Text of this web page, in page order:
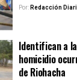
Por:Redacción
Identifican a
homicidio
de Riohacha